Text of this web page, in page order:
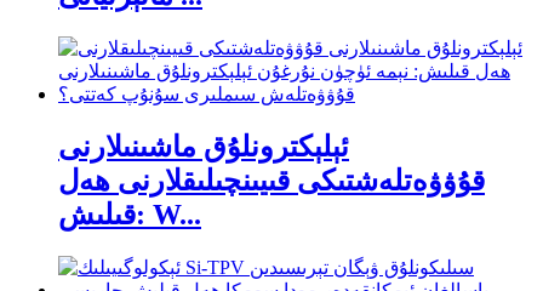
ئېلېكترونلۇق ماشىنىلارنى
قۇۋۋەتلەشتىكى قىيىنچىلىقلارنى ھەل
قىلىش: W...